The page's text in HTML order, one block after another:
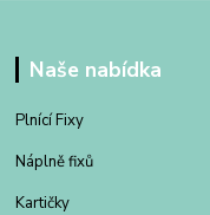
Naše nabídka
Plnící Fixy
Náplně fixů
Kartičky